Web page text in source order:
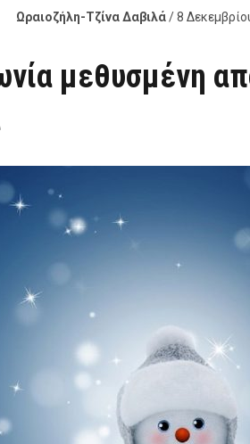
Ωραιοζήλη-Τζίνα Δαβιλά/ 8
μεθυσμένη